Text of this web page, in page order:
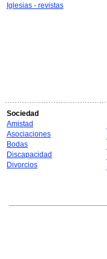
Iglesias - revistas
Sociedad
Amistad
Asociaciones
Bodas
Discapacidad
Divorcios